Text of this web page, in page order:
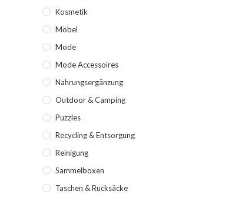
Kosmetik
Möbel
Mode
Mode Accessoires
Nahrungsergänzung
Outdoor & Camping
Puzzles
Recycling & Entsorgung
Reinigung
Sammelboxen
Taschen & Rucksäcke